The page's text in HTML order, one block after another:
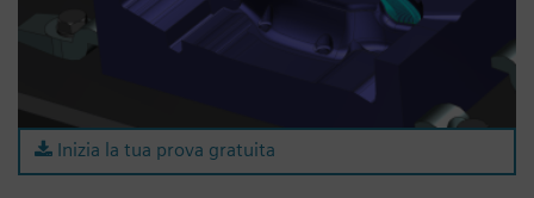
Il mio carrello: 0 articoli
Inizia la tua prova gratuita